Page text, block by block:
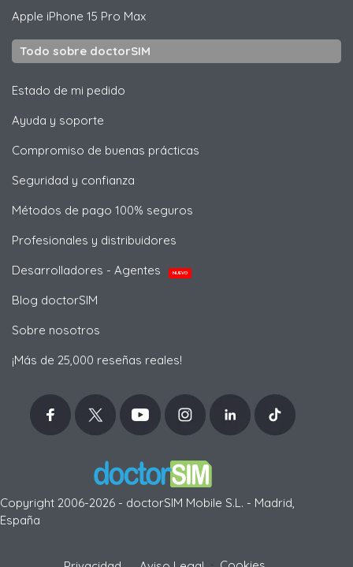
Apple iPhone 15 Pro Max
Todo sobre doctorSIM
Estado de mi pedido
Ayuda y soporte
Compromiso de buenas prácticas
Seguridad y confianza
Métodos de pago 100% seguros
Profesionales y distribuidores
Desarrolladores - Agentes
NUEVO
Blog doctorSIM
Sobre nosotros
¡Más de 25,000 reseñas reales!
Copyright 2006-2026 - doctorSIM Mobile S.L. - Madrid,
España